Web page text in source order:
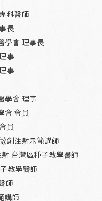
科醫師
長
學會 理事長
事
事
學會 理事
會 會員
員
創注射示範講師
台灣區種子教學醫師
教學醫師
師
講師